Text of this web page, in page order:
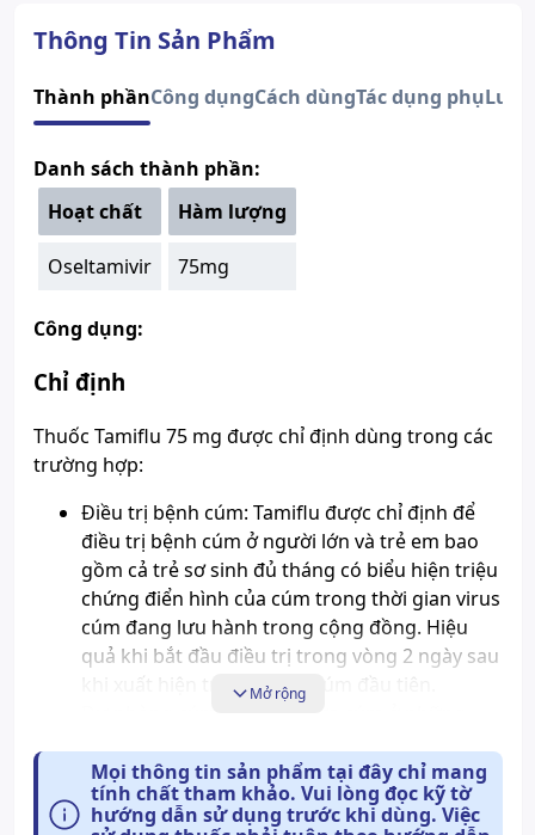
Quy cách
Hộp 10 Viên
Thành phần
Nhà sản xuất
DELPHARM
Nước sản xuất
hiệu
Thụy Sĩ
Số đăng ký
800110994624
Hướng dẫn tra cứu số đăng ký thuốc được cấp phép
Thông Tin Sản Phẩm
Thành phầnCông dụngCách dùngTác dụng phụLưu
Danh sách thành phần:
Hoạt chất
Hàm lượng
Oseltamivir 75mg
Công dụng:
Chỉ định
Thuốc Tamiflu 75 mg được chỉ định dùng trong các
trường hợp:
Điều trị bệnh cúm: Tamiflu được chỉ định để
điều trị bệnh cúm ở người lớn và trẻ em bao
gồm cả trẻ sơ sinh đủ tháng có biểu hiện triệu
chứng điển hình của cúm trong thời gian virus
cúm đang lưu hành trong cộng đồng. Hiệu
quả khi bắt đầu điều trị trong vòng 2 ngày sau
khi xuất hiện triệu chứng cúm đầu tiên.
bệnh nhân cúm đã được chẩn đoán lâm sàng
trong giai đoạn virus cúm đang lưu hành
trong cộng đồng (trong vòng 48 giờ sau phơi
Mở rộng
Mọi thông tin sản phẩm tại đây chỉ mang
tính chất tham khảo. Vui lòng đọc kỹ tờ
hướng dẫn sử dụng trước khi dùng. Việc